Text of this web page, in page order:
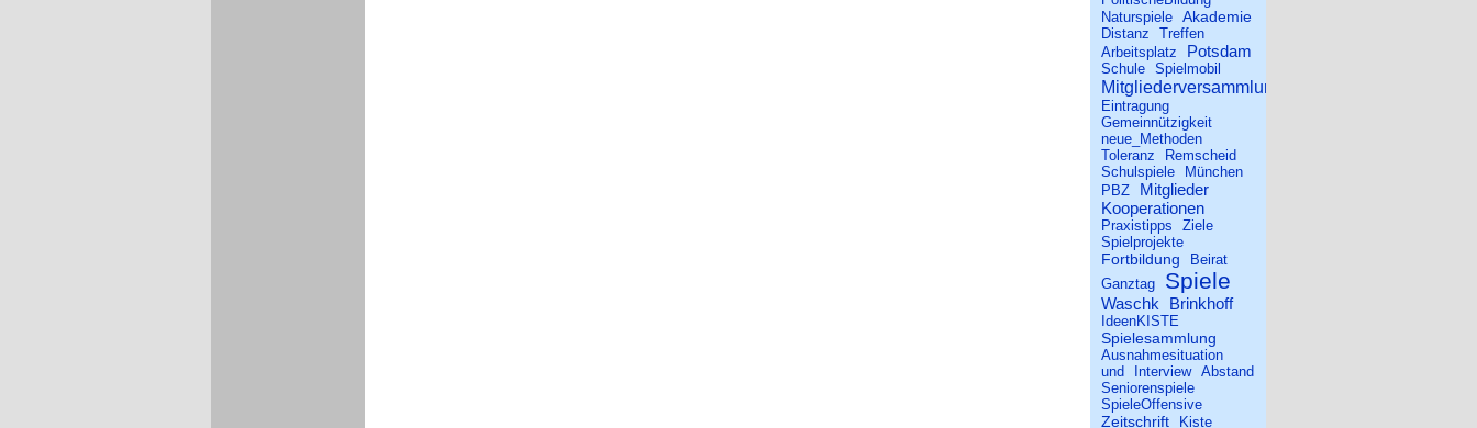
Naturspiele Akademie
Distanz
Treffen
Arbeitsplatz
Potsdam
Schule Spielmobil
Mitgliederversammlung
Eintragung
Gemeinnützigkeit
neue_Methoden
Toleranz
Remscheid
Schulspiele
München
PBZ
Mitglieder
Kooperationen
Praxistipps
Ziele
Spielprojekte
Fortbildung
Beirat
Ganztag
Spiele
Waschk Brinkhoff
IdeenKISTE
Spielesammlung
Ausnahmesituation
und
Interview Abstand
Seniorenspiele
SpieleOffensive
Zeitschrift Kiste